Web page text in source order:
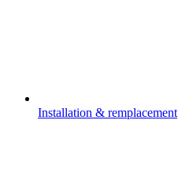
Installation & remplacement